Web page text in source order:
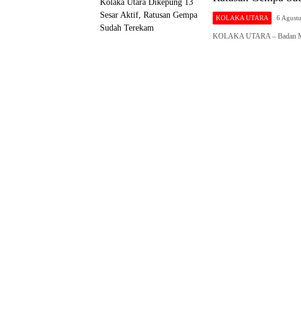
KOLAKA UTARA 6
KOLAKA UTARA – Badan